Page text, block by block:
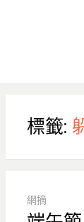
標籤:
網摘